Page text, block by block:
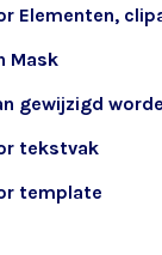
Elementen,
Mask
gewijzigd
tekstvak
template